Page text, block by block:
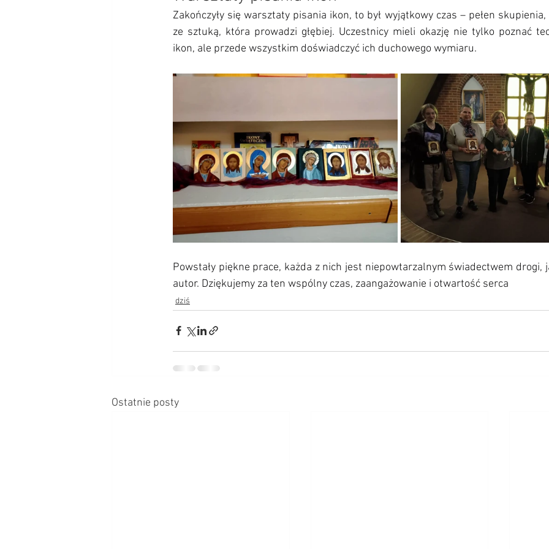
Zakończyły się warsztaty pisania ikon, to był wyjątkowy czas – pełen
ze sztuką, która prowadzi głębiej. Uczestnicy mieli okazję nie tylko poznać
ikon, ale przede wszystkim doświadczyć ich duchowego wymiaru.
Powstały piękne prace, każda z nich jest niepowtarzalnym świadectwem drogi,
autor. Dziękujemy za ten wspólny czas, zaangażowanie i otwartość serca
dziś
Ostatnie posty